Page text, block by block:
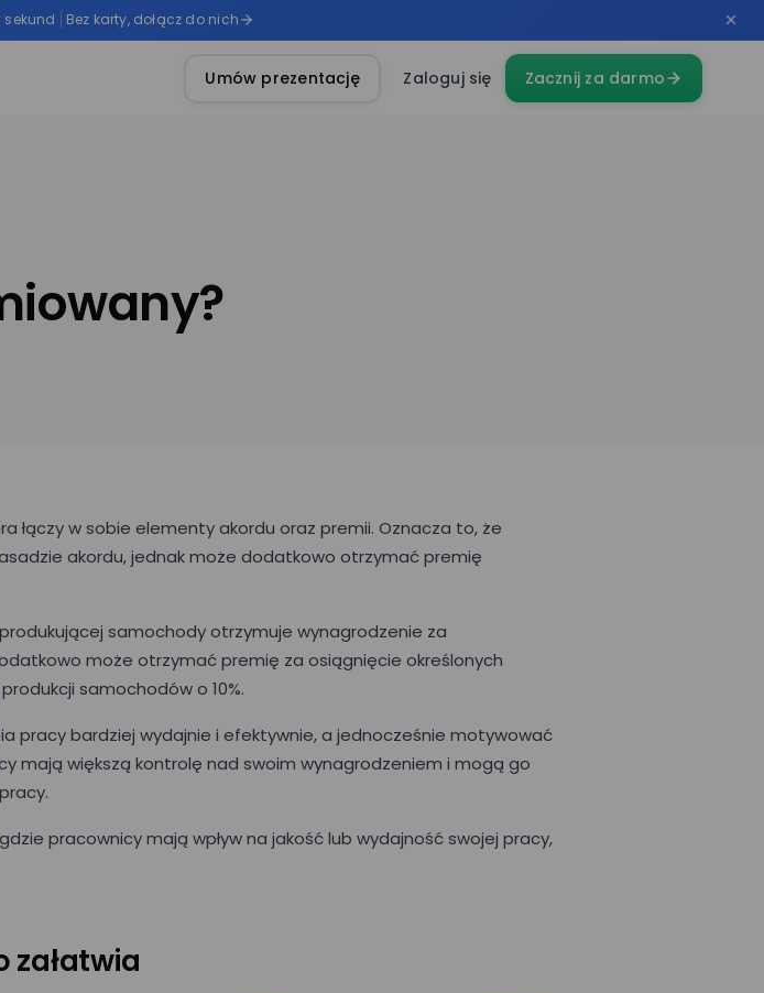
sekund Bez karty, dołącz do nich
Umów prezentację Zaloguj się Zacznij za darmo
łączy w sobie elementy akordu oraz premii. Oznacza to, że
akordu, jednak może dodatkowo otrzymać premię
samochody otrzymuje wynagrodzenie za
może otrzymać premię za osiągnięcie określonych
samochodów o 10%.
pracy bardziej wydajnie i efektywnie, a jednocześnie motywować
mają większą kontrolę nad swoim wynagrodzeniem i mogą go
pracownicy mają wpływ na jakość lub wydajność swojej pracy,
załatwia